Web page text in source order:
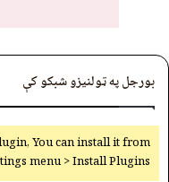
بورجل په ټولنیزو شبکو کې
You can install it from
menu > Install Plugins.